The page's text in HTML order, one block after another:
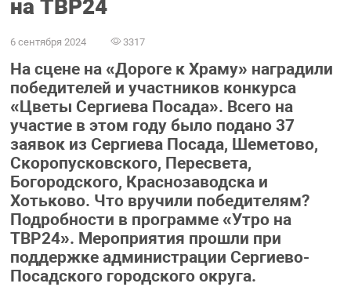
на ТВР24
6 сентября 2024 3317
На сцене на «Дороге к Храму» наградили
победителей и участников конкурса
«Цветы Сергиева Посада». Всего на
участие в этом году было подано 37
заявок из Сергиева Посада, Шеметово,
Скоропусковского, Пересвета,
Богородского, Краснозаводска и
Хотьково. Что вручили победителям?
Подробности в программе «Утро на
ТВР24». Мероприятия прошли при
поддержке администрации Сергиево-
Посадского городского округа.